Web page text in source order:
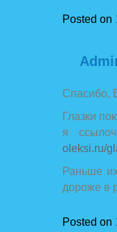
Posted on
Спасибо,
Глазки
я
oleksi.ru/
Раньше
дороже в
Posted on